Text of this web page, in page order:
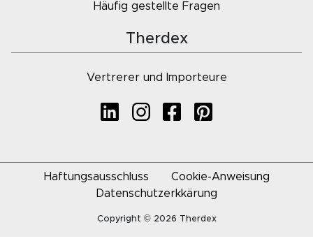
Häufig gestellte Fragen
Therdex
Vertrerer und Importeure
Copyright © 2026 Therdex
Haftungsausschluss
Cookie-Anweisung
Datenschutzerkkärung